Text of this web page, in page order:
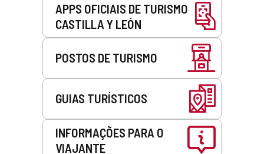
APPS OFICIAIS DE TURISMO
CASTILLA Y LEÓN
POSTOS DE TURISMO
GUIAS TURÍSTICOS
INFORMAÇÕES PARA O
VIAJANTE